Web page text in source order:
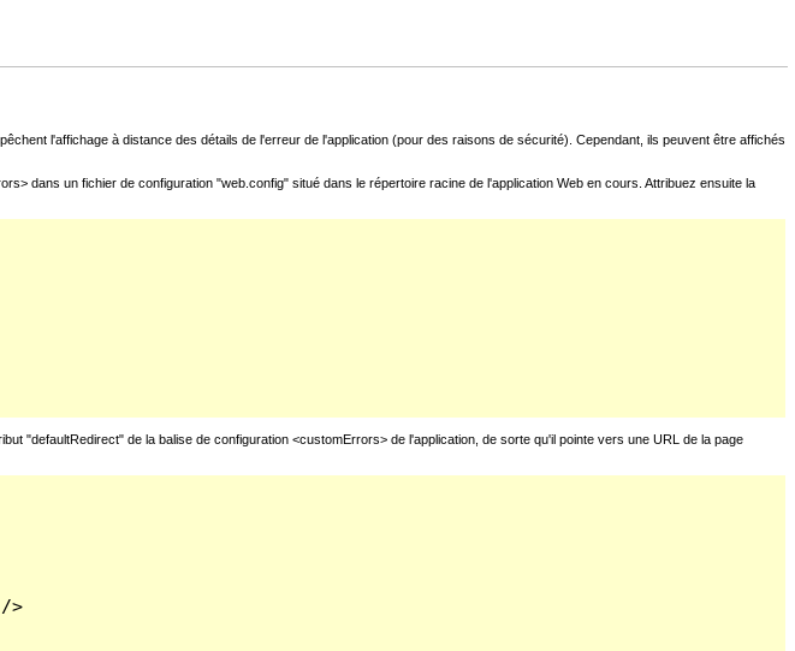
l'affichage à distance des détails de l'erreur de l'application (pour des raisons de sécurité). Cependant, ils peuvent être affichés
dans un fichier de configuration "web.config" situé dans le répertoire racine de l'application Web en cours. Attribuez ensuite la
"defaultRedirect" de la balise de configuration <customErrors> de l'application, de sorte qu'il pointe vers une URL de la page
>